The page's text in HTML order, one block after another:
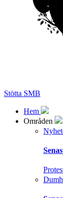
Stötta SMB
Hem
Områden